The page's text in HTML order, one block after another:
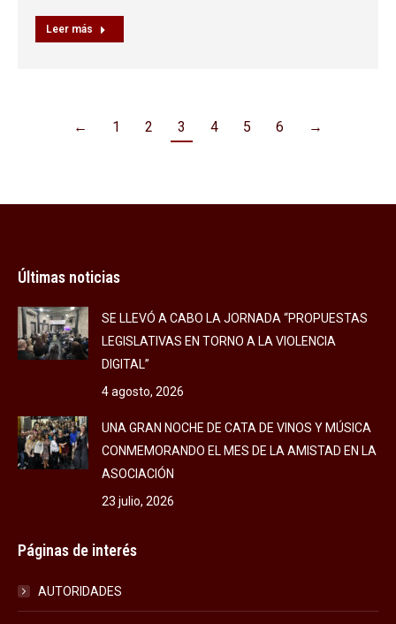
Leer más
← 1 2 3 4 5 6 →
Últimas noticias
SE LLEVÓ A CABO LA JORNADA “PROPUESTAS
LEGISLATIVAS EN TORNO A LA VIOLENCIA
DIGITAL”
4 agosto, 2026
UNA GRAN NOCHE DE CATA DE VINOS Y MÚSICA
CONMEMORANDO EL MES DE LA AMISTAD EN LA
ASOCIACIÓN
23 julio, 2026
Páginas de interés
AUTORIDADES